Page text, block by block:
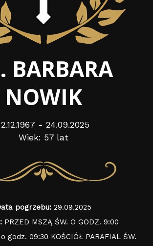
BARBARA
NOWIK
- 24.09.2025
Wiek: 57 lat
pogrzebu: 29.09.2025
PRZED MSZĄ ŚW. O GODZ. 9:00
godz. 09:30 KOŚCIÓŁ PARAFIAL ŚW.